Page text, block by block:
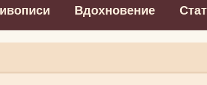
Вдохновение